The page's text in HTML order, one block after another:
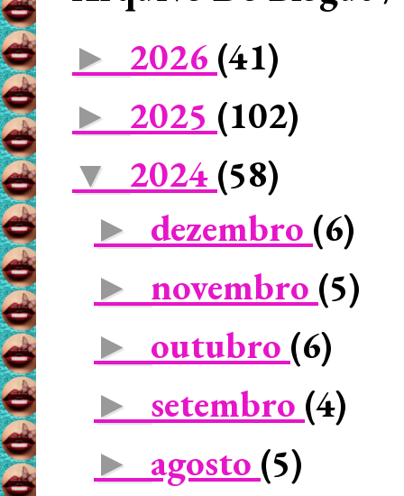
► 2026 (41)
► 2025 (102)
▼ 2024 (58)
► dezembro (6)
► novembro (5)
► outubro (6)
► setembro (4)
► agosto (5)